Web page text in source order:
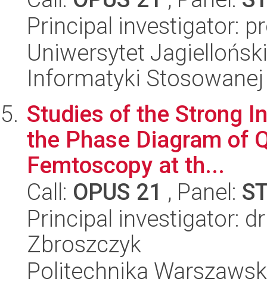
Principal investigator:
Uniwersytet
Informatyki Stosowanej
Studies of the Strong
the Phase Diagram of
Femtoscopy at th...
Call: OPUS 21 , Panel:
Principal investigator:
Zbroszczyk
Politechnika